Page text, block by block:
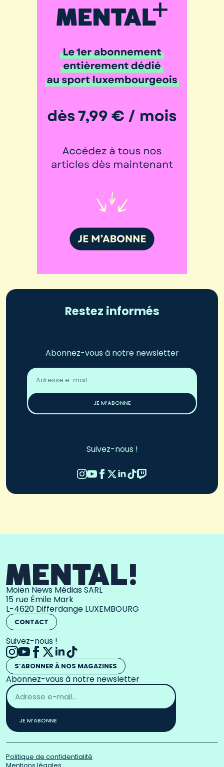
Restez informés
Abonnez-vous à notre newsletter
Adresse
email
JE M’ABONNE
Suivez-nous !
Moien News Médias SARL
15 rue Émile Mark
L-4620 Differdange LUXEMBOURG
CONTACT
Suivez-nous !
S’ABONNER À NOS MAGAZINES
Abonnez-vous à notre newsletter
Adresse
email
*
JE M’ABONNE
Politique de confidentialité
Mentions légales